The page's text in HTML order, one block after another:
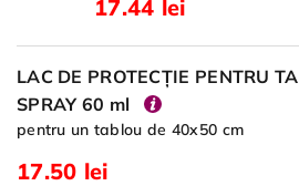
17.44 lei
LAC DE PROTECȚIE PENTRU
SPRAY 60 ml
pentru un tablou de 40x50 cm
17.50 lei